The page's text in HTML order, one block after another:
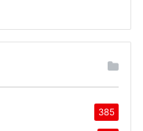
385